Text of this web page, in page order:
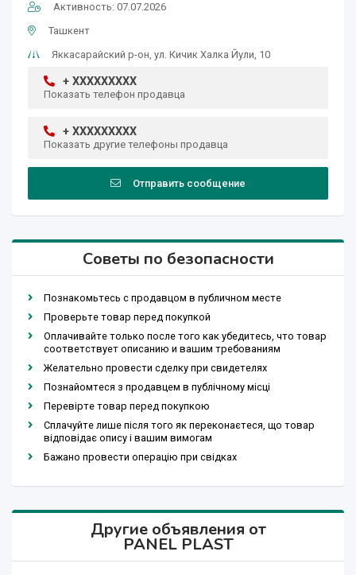
Активность: 07.07.2026
Ташкент
Яккасарайский р-он, ул. Кичик Халка Йули, 10
+ XXXXXXXXX
Показать телефон продавца
+ XXXXXXXXX
Показать другие телефоны продавца
Отправить сообщение
Советы по безопасности
Познакомьтесь с продавцом в публичном месте
Проверьте товар перед покупкой
Оплачивайте только после того как убедитесь, что товар
соответствует описанию и вашим требованиям
Желательно провести сделку при свидетелях
Познайомтеся з продавцем в публічному місці
Перевірте товар перед покупкою
Сплачуйте лише після того як переконаєтеся, що товар
відповідає опису і вашим вимогам
Бажано провести операцію при свідках
Другие объявления от
PANEL PLAST